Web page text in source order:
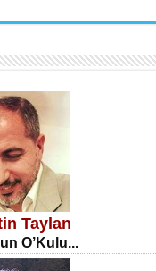
ÜMİT ÇETİNKAYA
Taylan
O’Kulu...